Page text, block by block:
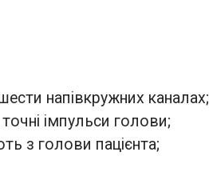
напівкружних каналах;
імпульси голови;
з голови пацієнта;